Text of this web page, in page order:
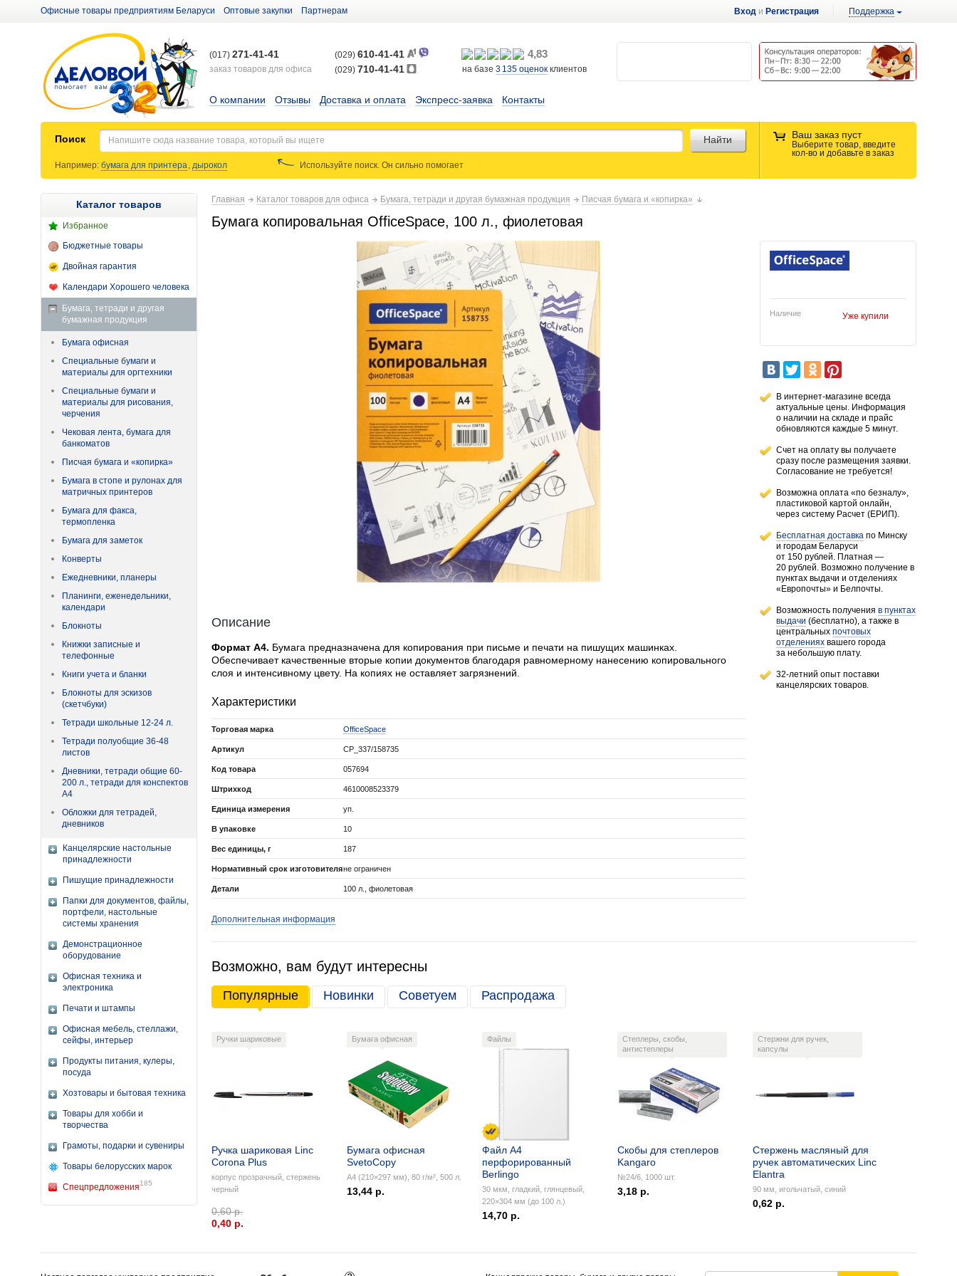
Вход и Регистрация Поддержка
Офисные товары предприятиям Беларуси Оптовые закупки Партнерам
(017) 271-41-41
заказ товаров для офиса
(029) 610-41-41
(029) 710-41-41
4,83
на базе 3 135 оценок клиентов
О компании Отзывы Доставка и оплата Экспресс-заявка Контакты
Поиск Ваш заказ пуст
Выберите товар, введите
кол-во и добавьте в заказ
Найти
Например: бумага для принтера, дырокол Используйте поиск. Он сильнопомогает
Каталог товаров
Избранное
Бюджетные товары
Двойная гарантия
Календари Хорошего человека
Бумага, тетради и другая
бумажная продукция
Бумага офисная
Специальные бумаги и
материалы для оргтехники
Специальные бумаги и
материалы для рисования,
черчения
Чековая лента, бумага для
банкоматов
Писчая бумага и «копирка»
Бумага в стопе и рулонах для
матричных принтеров
Бумага для факса,
термопленка
Бумага для заметок
Конверты
Ежедневники, планеры
Планинги, еженедельники,
календари
Блокноты
Книжки записные и
телефонные
Книги учета и бланки
Блокноты для эскизов
(скетчбуки)
Тетради школьные 12-24 л.
Тетради полуобщие 36-48
листов
Дневники, тетради общие 60-
200 л., тетради для конспектов
А4
Обложки для тетрадей,
дневников
Канцелярские настольные
принадлежности
Пишущие принадлежности
Папки для документов, файлы,
портфели, настольные
системы хранения
Демонстрационное
оборудование
Офисная техника и
электроника
Печати и штампы
Офисная мебель, стеллажи,
сейфы, интерьер
Продукты питания, кулеры,
посуда
Хозтовары и бытовая техника
Товары для хобби и
творчества
Грамоты, подарки и сувениры
Товары белорусских марок
Спецпредложения185
Главная Каталог товаров для офиса Бумага, тетради и другая бумажная продукция Писчая бумага и «копирка»
Бумага копировальная OfficeSpace, 100 л., фиолетовая
Наличие Уже купили
В интернет-магазине всегда
актуальные цены. Информация
о наличии на складе и прайс
обновляются каждые 5 минут.
Счет на оплату вы получаете
сразу после размещения заявки.
Согласование не требуется!
Возможна оплата «по безналу»,
пластиковой картой онлайн,
через систему Расчет (ЕРИП).
Бесплатная доставка по Минску
и городам Беларуси
от 150 рублей. Платная —
20 рублей. Возможно получение в
пунктах выдачи и отделениях
«Европочты» и Белпочты.
Возможность получения в пунктах
выдачи (бесплатно), а также в
центральных почтовых
отделениях вашего города
за небольшую плату.
32-летний опыт поставки
канцелярских товаров.
Описание
Формат А4. Бумага предназначена для копирования при письме и печати на пишущих машинках.
Обеспечивает качественные вторые копии документов благодаря равномерному нанесению копировального
слоя и интенсивному цвету. На копиях не оставляет загрязнений.
Характеристики
Торговая марка OfficeSpace
Артикул CP_337/158735
Код товара 057694
Штрихкод 4610008523379
Единица измерения уп.
В упаковке 10
Вес единицы, г 187
Нормативный срок изготовителяне ограничен
Детали 100 л., фиолетовая
Дополнительная информация
Возможно, вам будут интересны
Популярные Новинки Советуем Распродажа
Ручки шариковые
Ручка шариковая Linc
Corona Plus
корпус прозрачный, стержень
черный
0,60 р.
0,40 p.
Бумага офисная
Бумага офисная
SvetoCopy
А4 (210×297 мм), 80 г/м², 500 л.
13,44 р.
Файлы
Файл А4
перфорированный
Berlingo
30 мкм, гладкий, глянцевый,
220×304 мм (до 100 л.)
14,70 р.
Степлеры, скобы,
антистеплеры
Скобы для степлеров
Kangaro
№24/6, 1000 шт.
3,18 р.
Стержни для ручек,
капсулы
Стержень масляный для
ручек автоматических Linc
Elantra
90 мм, игольчатый, синий
0,62 р.